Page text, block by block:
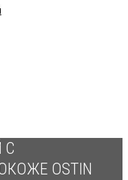
С
OSTIN